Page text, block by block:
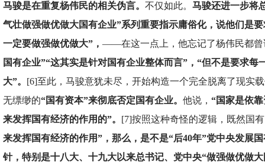
马骏是在重复杨伟民的相关伪言。 不仅如此。 马骏还进一步将
气壮做强做优做大国有企业”系列重要指示庸俗化，说他们是
一定要做强做优做大”， ——在这一点上，他忘记了杨伟民都曾
国有企业”“这其实是针对国有企业整体而言”，“但不是要求每
大”。 [6]至此，马骏意犹未尽，开始构造一个完全脱离了现实
无缥缈的“国有资本”来彻底否定国有企业。 他说， “国家是依
来发挥国有经济的作用的”。 [7]按照这种奇怪的逻辑，既然国
来发挥国有经济的作用”，那么，是不是“后40年”党中央发展
针，特别是十八大、十九大以来总书记、党中央“做强做优做